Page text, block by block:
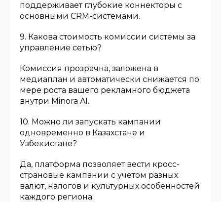
поддерживает глубокие коннекторы с
основными CRM-системами.
9. Какова стоимость комиссии системы за
управление сетью?
Комиссия прозрачна, заложена в
медиаплан и автоматически снижается по
мере роста вашего рекламного бюджета
внутри Minora AI.
10. Можно ли запускать кампании
одновременно в Казахстане и
Узбекистане?
Да, платформа позволяет вести кросс-
страновые кампании с учетом разных
валют, налогов и культурных особенностей
каждого региона.